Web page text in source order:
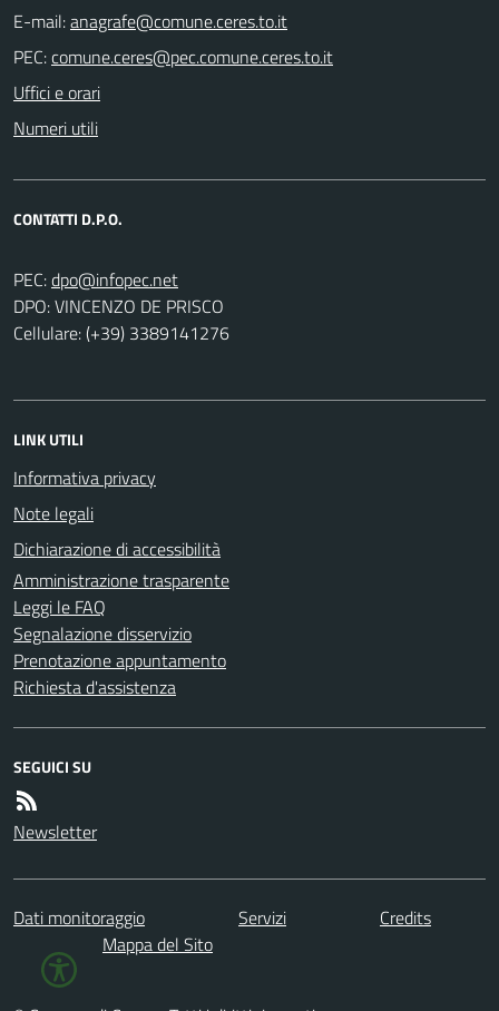
E-mail:
PEC:
Uffici e orari
Numeri utili
CONTATTI D.P.O.
PEC:
DPO: VINCENZO DE PRISCO
Cellulare: (+39) 3389141276
LINK UTILI
Informativa privacy
Note legali
Dichiarazione di accessibilità
Amministrazione trasparente
Leggi le FAQ
Segnalazione disservizio
Prenotazione appuntamento
Richiesta d'assistenza
SEGUICI SU
Newsletter
Dati monitoraggio Servizi
Credits
Mappa del Sito